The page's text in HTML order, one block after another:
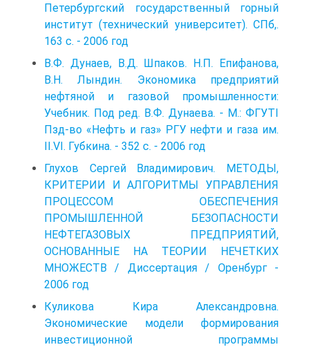
Петербургский государственный горный
институт (технический университет). СПб,.
163 с. - 2006 год
В.Ф. Дунаев, В.Д. Шпаков. Н.П. Епифанова,
В.Н. Лындин. Экономика предприятий
нефтяной и газовой промышленности:
Учебник. Под ред. В.Ф. Дунаева. - М.: ФГУТІ
Пзд-во «Нефть и газ» РГУ нефти и газа им.
II.VI. Губкина. - 352 с. - 2006 год
Глухов Сергей Владимирович. МЕТОДЫ,
КРИТЕРИИ И АЛГОРИТМЫ УПРАВЛЕНИЯ
ПРОЦЕССОМ ОБЕСПЕЧЕНИЯ
ПРОМЫШЛЕННОЙ БЕЗОПАСНОСТИ
НЕФТЕГАЗОВЫХ ПРЕДПРИЯТИЙ,
ОСНОВАННЫЕ НА ТЕОРИИ НЕЧЕТКИХ
МНОЖЕСТВ / Диссертация / Оренбург -
2006 год
Куликова Кира Александровна.
Экономические модели формирования
инвестиционной программы